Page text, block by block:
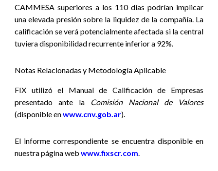
CAMMESA superiores a los 110 días podrían implicar
una elevada presión sobre la liquidez de la compañía. La
calificación se verá potencialmente afectada si la central
tuviera disponibilidad recurrente inferior a 92%.
Notas Relacionadas y Metodología Aplicable
FIX utilizó el Manual de Calificación de Empresas
presentado ante la
Comisión Nacional de Valores
(disponible enwww.cnv.gob.ar).
El informe correspondiente se encuentra disponible en
nuestra página web www.fixscr.com.